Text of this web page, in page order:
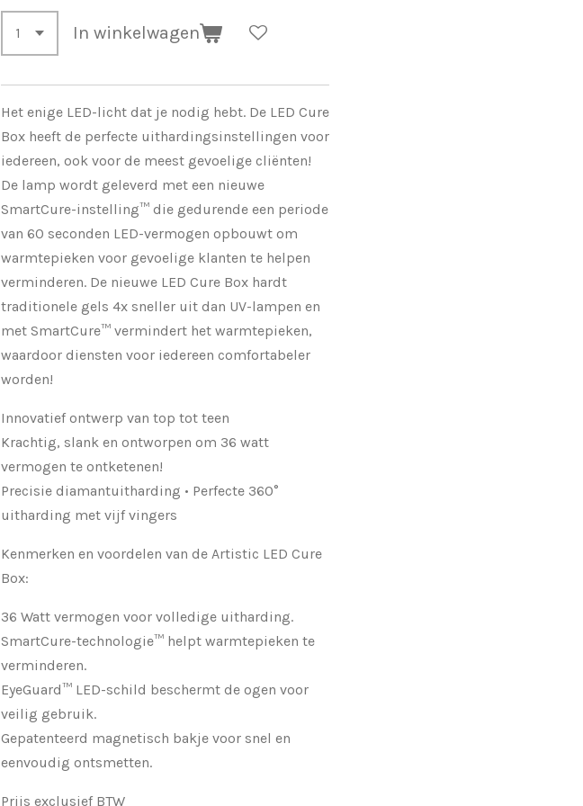
In winkelwagen
Het enige LED-licht dat je nodig hebt. De LED Cure
Box heeft de perfecte uithardingsinstellingen voor
iedereen, ook voor de meest gevoelige cliënten!
De lamp wordt geleverd met een nieuwe
SmartCure-instelling™ die gedurende een periode
van 60 seconden LED-vermogen opbouwt om
warmtepieken voor gevoelige klanten te helpen
verminderen. De nieuwe LED Cure Box hardt
traditionele gels 4x sneller uit dan UV-lampen en
met SmartCure™ vermindert het warmtepieken,
waardoor diensten voor iedereen comfortabeler
worden!
Innovatief ontwerp van top tot teen
Krachtig, slank en ontworpen om 36 watt
vermogen te ontketenen!
Precisie diamantuitharding • Perfecte 360°
uitharding met vijf vingers
Kenmerken en voordelen van de Artistic LED Cure
Box:
36 Watt vermogen voor volledige uitharding.
SmartCure-technologie™ helpt warmtepieken te
verminderen.
EyeGuard™ LED-schild beschermt de ogen voor
veilig gebruik.
Gepatenteerd magnetisch bakje voor snel en
eenvoudig ontsmetten.
Prijs exclusief BTW